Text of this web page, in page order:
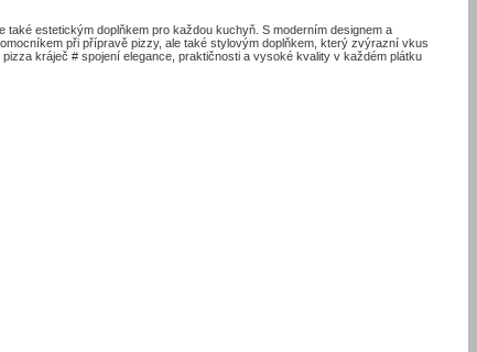
také estetickým doplňkem pro každou kuchyň. S moderním designem a
při přípravě pizzy, ale také stylovým doplňkem, který zvýrazní vkus
kráječ # spojení elegance, praktičnosti a vysoké kvality v každém plátku